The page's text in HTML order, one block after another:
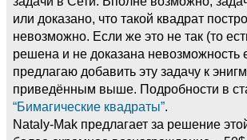
или доказано, что такой квадрат
невозможно. Если же это не так (то
решена и не доказана невозможность
предлагаю добавить эту задачу к
приведённым выше. Подробности в
“Бимагические квадраты”
Nataly-Mak предлагает за решение